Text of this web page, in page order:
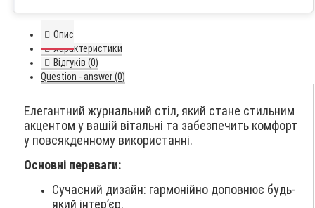
Опис
Характеристики
Відгуків (0)
Question - answer (0)
Елегантний журнальний стіл, який стане стильним
акцентом у вашій вітальні та забезпечить комфорт
у повсякденному використанні.
Основні переваги:
Сучасний дизайн: гармонійно доповнює будь-
який інтер’єр.